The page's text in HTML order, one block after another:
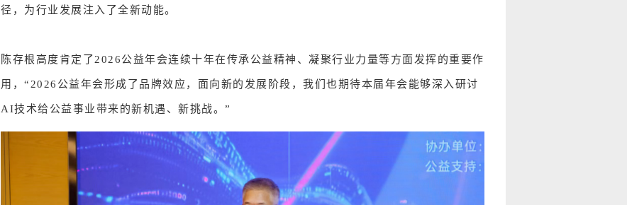
径，为行业发展注入了全新动能。
陈存根高度肯定了2026公益年会连续十年在传承公益精神、凝聚行业力量等方面发挥的重要作
用， “ 2026公益年会形成了品牌效应，面向新的发展阶段，我们也期待本届年会能够深入研讨
AI技术给公益事业带来的新机遇、新挑战。 ”